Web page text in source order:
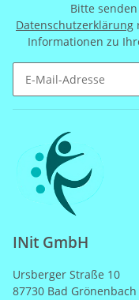
Bitte
Datenschutzerklärung
Informationen zu
INit GmbH
Ursberger Straße 10
87730 Bad Grönenbach